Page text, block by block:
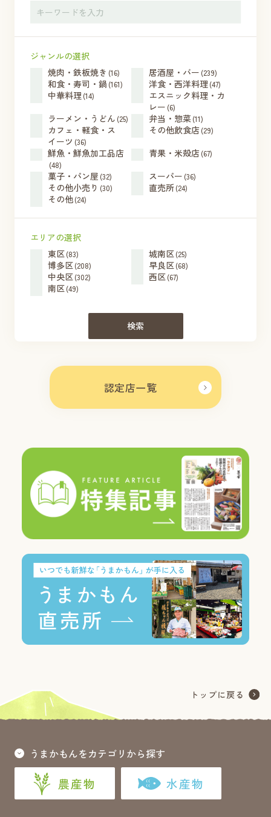
認定店一覧
ジャンルの選択
焼肉・鉄板焼き (16) 居酒屋・バー (239)
和食・寿司・鍋 (161) 洋食・西洋料理 (47)
中華料理 (14)
エスニック料理・カ
レー (6)
ラーメン・うどん (25) 弁当・惣菜(11)
カフェ・軽食・ス
イーツ (36)
その他飲食店(29)
鮮魚・鮮魚加工品店
(48)
青果・米殻店(67)
菓子・パン屋 (32) スーパー (36)
その他小売り (30) 直売所(24)
その他(24)
エリアの選択
東区(83) 城南区(25)
博多区(208) 早良区(68)
中央区(302) 西区(67)
南区(49)
検索
うまかもんをカテゴリから探す
農産物 水産物